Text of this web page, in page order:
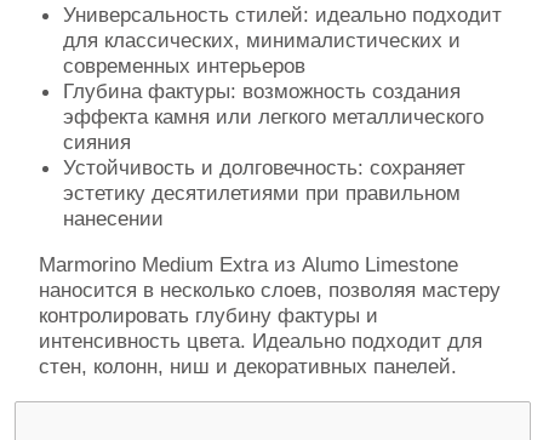
Универсальность стилей: идеально подходит
для классических, минималистических и
современных интерьеров
Глубина фактуры: возможность создания
эффекта камня или легкого металлического
сияния
Устойчивость и долговечность: сохраняет
эстетику десятилетиями при правильном
нанесении
Marmorino Medium Extra из Alumo Limestone
наносится в несколько слоев, позволяя мастеру
контролировать глубину фактуры и
интенсивность цвета. Идеально подходит для
стен, колонн, ниш и декоративных панелей.